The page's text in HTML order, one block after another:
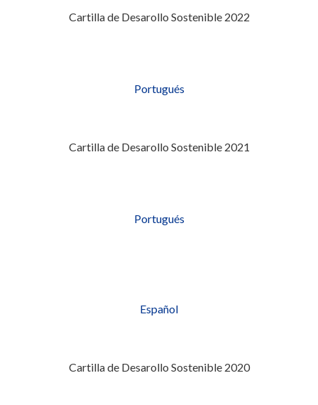
Cartilla de Desarollo Sostenible 2022
Portugués
Cartilla de Desarollo Sostenible 2021
Portugués
Español
Cartilla de Desarollo Sostenible 2020